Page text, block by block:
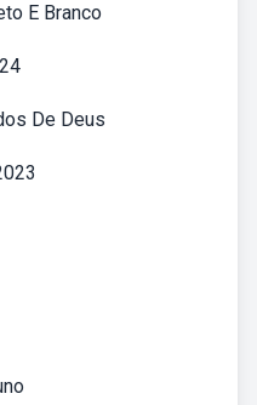
E Branco
De Deus